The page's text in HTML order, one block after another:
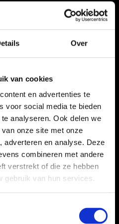
Over
van cookies
en advertenties te
voor social media te bieden
analyseren. Ook delen we
onze site met onze
adverteren en analyse. Deze
combineren met andere
verstrekt of die ze hebben
gebruik van hun services.